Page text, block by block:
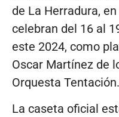
de La Herradura,
celebran del 16 al
este 2024, como
Oscar Martínez de
Orquesta Tentación.
La caseta oficial